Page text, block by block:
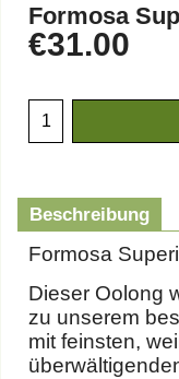
Formosa
€31.00
Beschreibung
Formosa
Dieser Oolong
zu unserem
mit feinsten,